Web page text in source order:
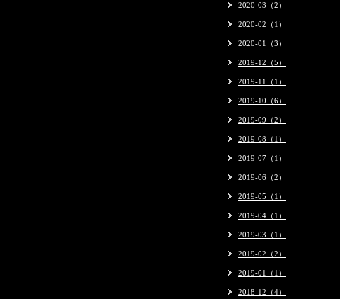
2020-03（2）
2020-02（1）
2020-01（3）
2019-12（5）
2019-11（1）
2019-10（6）
2019-09（2）
2019-08（1）
2019-07（1）
2019-06（2）
2019-05（1）
2019-04（1）
2019-03（1）
2019-02（2）
2019-01（1）
2018-12（4）